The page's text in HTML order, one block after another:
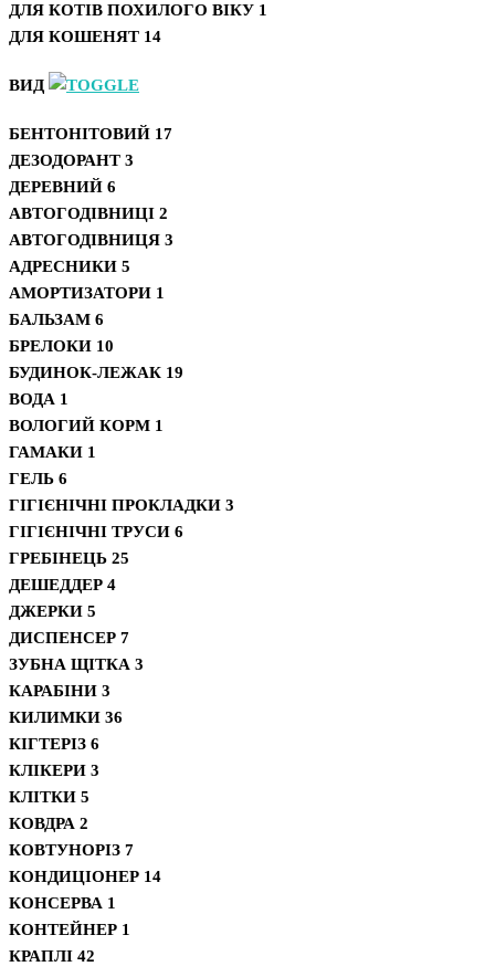
ДЛЯ КОТІВ ПОХИЛОГО ВІКУ 1
ДЛЯ КОШЕНЯТ 14
ВИД
БЕНТОНІТОВИЙ 17
ДЕЗОДОРАНТ 3
ДЕРЕВНИЙ 6
АВТОГОДІВНИЦІ 2
АВТОГОДІВНИЦЯ 3
АДРЕСНИКИ 5
АМОРТИЗАТОРИ 1
БАЛЬЗАМ 6
БРЕЛОКИ 10
БУДИНОК-ЛЕЖАК 19
ВОДА 1
ВОЛОГИЙ КОРМ 1
ГАМАКИ 1
ГЕЛЬ 6
ГІГІЄНІЧНІ ПРОКЛАДКИ 3
ГІГІЄНІЧНІ ТРУСИ 6
ГРЕБІНЕЦЬ 25
ДЕШЕДДЕР 4
ДЖЕРКИ 5
ДИСПЕНСЕР 7
ЗУБНА ЩІТКА 3
КАРАБІНИ 3
КИЛИМКИ 36
КІГТЕРІЗ 6
КЛІКЕРИ 3
КЛІТКИ 5
КОВДРА 2
КОВТУНОРІЗ 7
КОНДИЦІОНЕР 14
КОНСЕРВА 1
КОНТЕЙНЕР 1
КРАПЛІ 42